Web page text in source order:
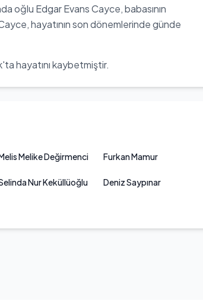
oğlu Edgar Evans Cayce, babasının
hayatının son dönemlerinde günde
hayatını kaybetmiştir.
Melike Değirmenci Furkan Mamur
Nur Keküllüoğlu Deniz Saypınar